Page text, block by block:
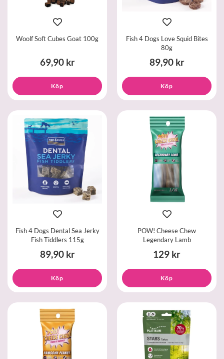
Woolf Soft Cubes Goat 100g
69,90 kr
Köp
Fish 4 Dogs Love Squid Bites
80g
89,90 kr
Köp
Fish 4 Dogs Dental Sea Jerky
Fish Tiddlers 115g
89,90 kr
Köp
POW! Cheese Chew
Legendary Lamb
129 kr
Köp